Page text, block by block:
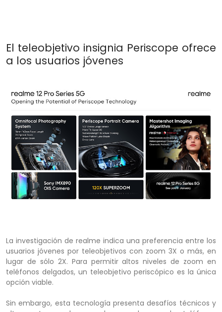
El teleobjetivo insignia Periscope ofrece
a los usuarios jóvenes
La investigación de realme indica una preferencia entre los
usuarios jóvenes por teleobjetivos con zoom 3X o más, en
lugar de sólo 2X. Para permitir altos niveles de zoom en
teléfonos delgados, un teleobjetivo periscópico es la única
opción viable.
Sin embargo, esta tecnología presenta desafíos técnicos y